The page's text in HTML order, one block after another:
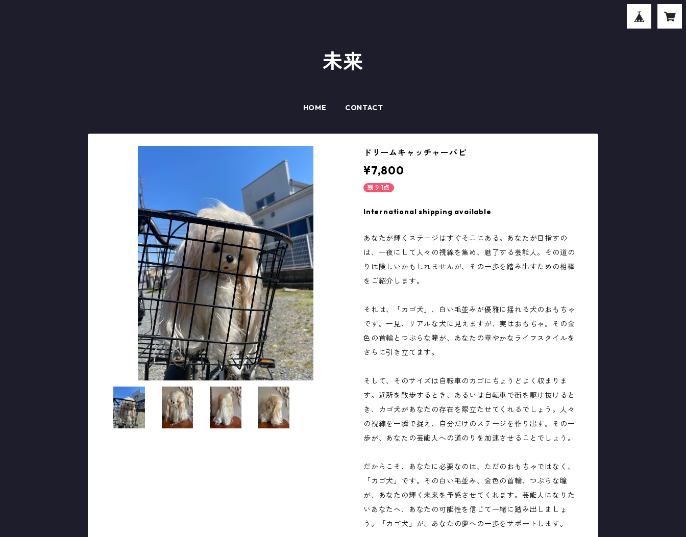
未来
HOME CONTACT
ドリームキャッチャーパピ
¥7,800
残り1点
International shipping available
あなたが輝くステージはすぐそこにある。あなたが目指すの
は、一夜にして人々の視線を集め、魅了する芸能人。その道の
りは険しいかもしれませんが、その一歩を踏み出すための相棒
をご紹介します。
それは、「カゴ犬」、白い毛並みが優雅に揺れる犬のおもちゃ
です。一見、リアルな犬に見えますが、実はおもちゃ。その金
色の首輪とつぶらな瞳が、あなたの華やかなライフスタイルを
さらに引き立てます。
そして、そのサイズは自転車のカゴにちょうどよく収まりま
す。近所を散歩するとき、あるいは自転車で街を駆け抜けると
き、カゴ犬があなたの存在を際立たせてくれるでしょう。人々
の視線を一瞬で捉え、自分だけのステージを作り出す。その一
歩が、あなたの芸能人への道のりを加速させることでしょう。
だからこそ、あなたに必要なのは、ただのおもちゃではなく、
「カゴ犬」です。その白い毛並み、金色の首輪、つぶらな瞳
が、あなたの輝く未来を予感させてくれます。芸能人になりた
いあなたへ、あなたの可能性を信じて一緒に踏み出しましょ
う。「カゴ犬」が、あなたの夢への一歩をサポートします。